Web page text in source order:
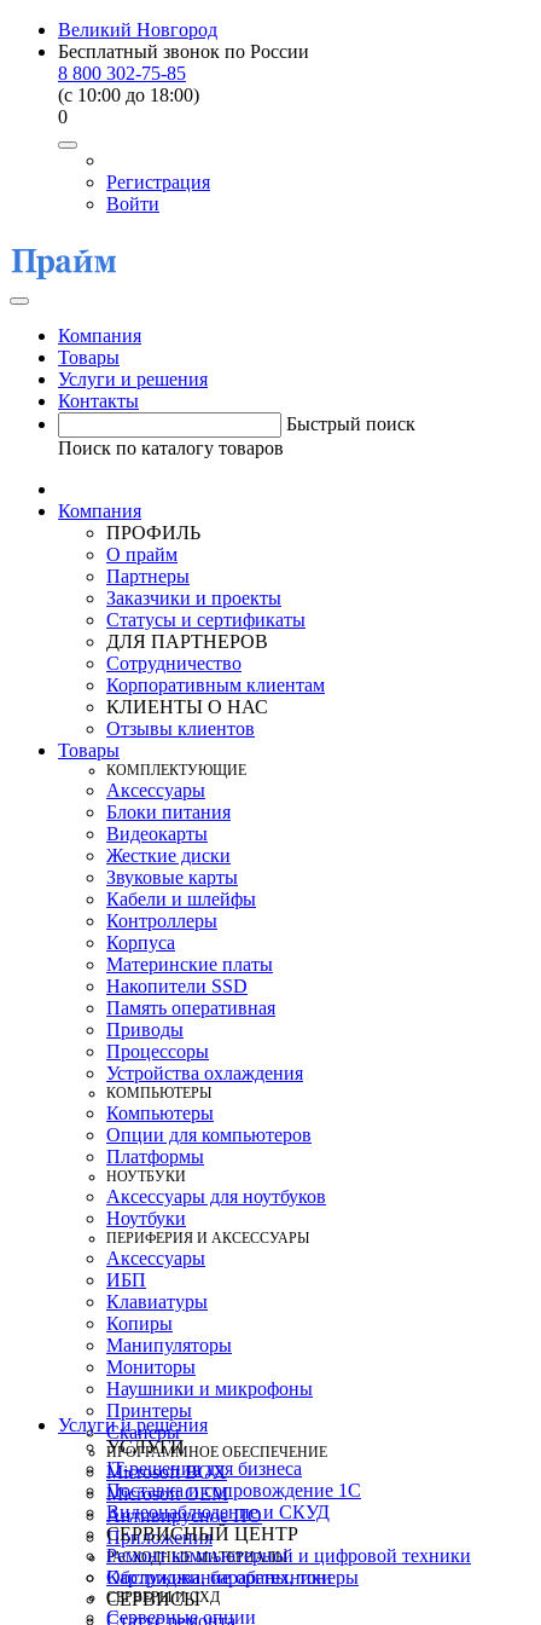
Великий Новгород
Бесплатный звонок по России
8 800 302-75-85
(c 10:00 до 18:00)
0
Регистрация
Войти
Компания
Товары
Услуги и решения
Контакты
Быстрый поиск
Поиск по каталогу товаров
Компания
ПРОФИЛЬ
О прайм
Партнеры
Заказчики и проекты
Статусы и сертификаты
ДЛЯ ПАРТНЕРОВ
Сотрудничество
Корпоративным клиентам
КЛИЕНТЫ О НАС
Отзывы клиентов
Товары
КOМПЛЕКТУЮЩИЕ
Аксессуары
Блоки питания
Видеокарты
Жесткие диски
Звуковые карты
Кабели и шлейфы
Контроллеры
Корпуса
Материнские платы
Накопители SSD
Память оперативная
Приводы
Процессоры
Устройства охлаждения
КОМПЬЮТЕРЫ
Компьютеры
Опции для компьютеров
Платформы
НОУТБУКИ
Аксессуары для ноутбуков
Ноутбуки
ПЕРИФЕРИЯ И АКСЕССУАРЫ
Аксессуары
ИБП
Клавиатуры
Копиры
Манипуляторы
Мониторы
Наушники и микрофоны
Принтеры
Сканеры
ПРОГРАММНОЕ ОБЕСПЕЧЕНИЕ
Microsoft BOX
Microsoft OEM
Антивирусное ПО
Приложения
РАСХОДНЫЕ МАТЕРИАЛЫ
Картриджи, барабаны, тонеры
СЕРВЕРЫ И СХД
Серверные опции
Услуги и решения
УСЛУГИ
IT-решения для бизнеса
Поставка и сопровождение 1C
Видеонаблюдение и СКУД
СЕРВИСНЫЙ ЦЕНТР
Ремонт компьютерной и цифровой техники
Обслуживание оргтехники
СЕРВИСЫ
Статус ремонта